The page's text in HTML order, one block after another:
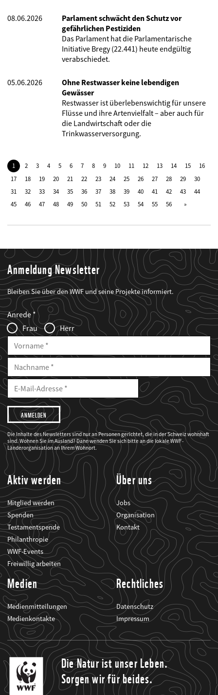
08.06.2026
Parlament schwächt den Schutz vor
gefährlichen Pestiziden
Das Parlament hat die Parlamentarische
Initiative Bregy (22.441) heute endgültig
verabschiedet.
05.06.2026
Ohne Restwasser keine lebendigen
Gewässer
Restwasser ist überlebenswichtig für unsere
Flüsse und ihre Artenvielfalt – aber auch für
die Landwirtschaft oder die
Trinkwasserversorgung.
1 2 3 4 5 6 7 8 9 10 11 12 13 14 15
16
17
18 19 20 21 22 23 24 25 26 27 28 29
30
31
32 33 34 35 36 37 38 39 40 41 42 43
44
45
46 47 48 49 50 51 52 53 54 55 56
Anmeldung Newsletter
Bleiben Sie über den WWF und seine Projekte informiert.
Web2Case
Infofelder
Fieldset
anrede_name
Anrede
Frau
Herr
Vorname
Nachname
E-
Mailadresse
E-
Adresse
Ich
möchte,
dass
der
WWF
mich
über
seine
Projekte
informiert.
Die Inhalte des Newsletters sind nur an Personen gerichtet, die in der Schweiz wohnhaft
sind. Wohnen Sie im Ausland? Dann wenden Sie sich bitte an die lokale WWF-
Länderorganisation an Ihrem Wohnort.
Aktiv werden
Mitglied werden
Spenden
Testamentspende
Philanthropie
WWF-Events
Freiwillig arbeiten
Über uns
Jobs
Organisation
Kontakt
Medien
Medienmitteilungen
Medienkontakte
Rechtliches
Datenschutz
Impressum
Die Natur ist unser Leben.
Sorgen wir für beides.